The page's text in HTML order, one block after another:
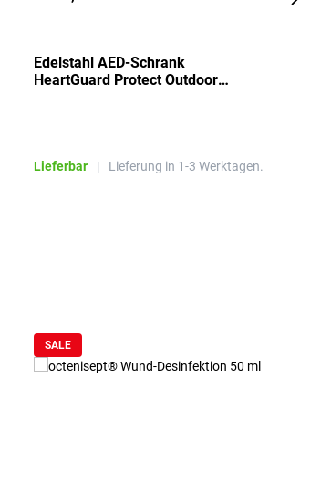
Edelstahl AED-Schrank
HeartGuard Protect Outdoor
Lieferbar | Lieferung in 1-3 Werktagen.
SALE